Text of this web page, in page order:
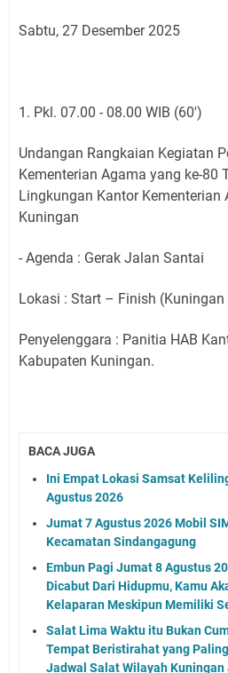
Sabtu, 27 Desember 2025
1. Pkl. 07.00 - 08.00 WIB (60')
Undangan Rangkaian Kegiatan
Kementerian Agama yang ke-80
Lingkungan Kantor Kementerian
Kuningan
- Agenda : Gerak Jalan Santai
Lokasi : Start – Finish (Kuningan
Penyelenggara : Panitia HAB
Kabupaten Kuningan.
BACA JUGA
Ini Empat Lokasi Samsat
Agustus 2026
Jumat 7 Agustus 2026 Mobil
Kecamatan Sindangagung
Embun Pagi Jumat 8 Agustus
Dicabut Dari Hidupmu, Kamu
Kelaparan Meskipun Memiliki
Salat Lima Waktu itu Bukan
Tempat Beristirahat yang
Jadwal Salat Wilayah